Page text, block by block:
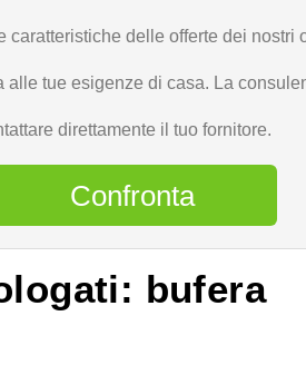
delle offerte dei nostri
tue esigenze di casa. La
direttamente il tuo fornitore.
Confronta
bufera